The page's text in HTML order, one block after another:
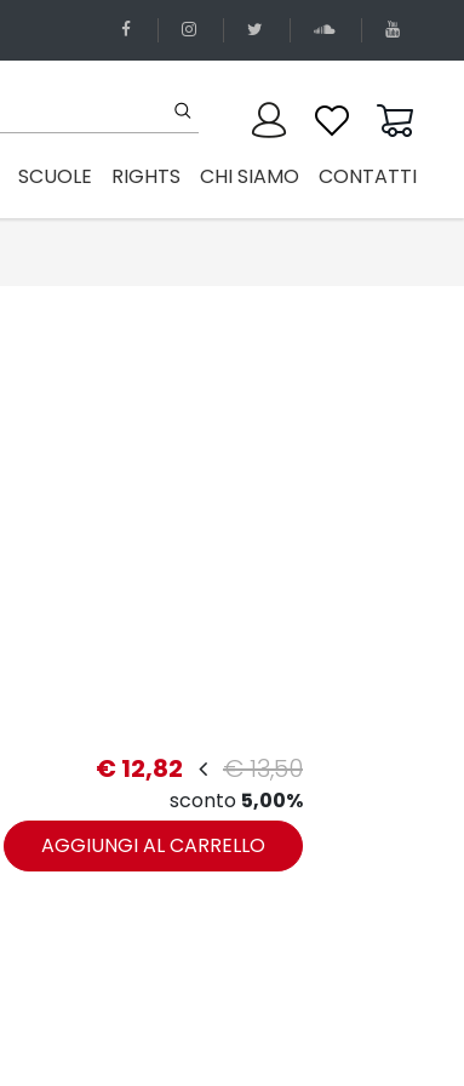
SCUOLE RIGHTS CHI SIAMO CONTATTI
€ 12,82 € 13,50
sconto 5,00%
AGGIUNGI AL CARRELLO